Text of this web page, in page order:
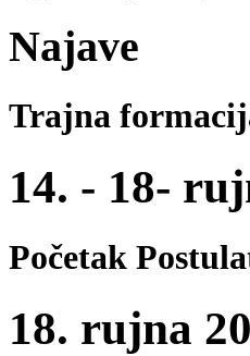
Najave
Trajna
14. - 18-
Početak
18. rujna